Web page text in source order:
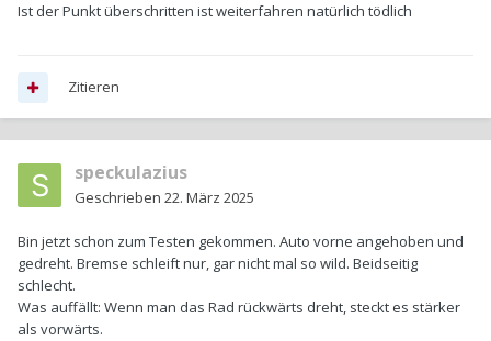
Ist der Punkt überschritten ist weiterfahren natürlich tödlich
Zitieren
speckulazius
Geschrieben 22. März 2025
Bin jetzt schon zum Testen gekommen. Auto vorne angehoben und
gedreht. Bremse schleift nur, gar nicht mal so wild. Beidseitig
schlecht.
Was auffällt: Wenn man das Rad rückwärts dreht, steckt es stärker
als vorwärts.